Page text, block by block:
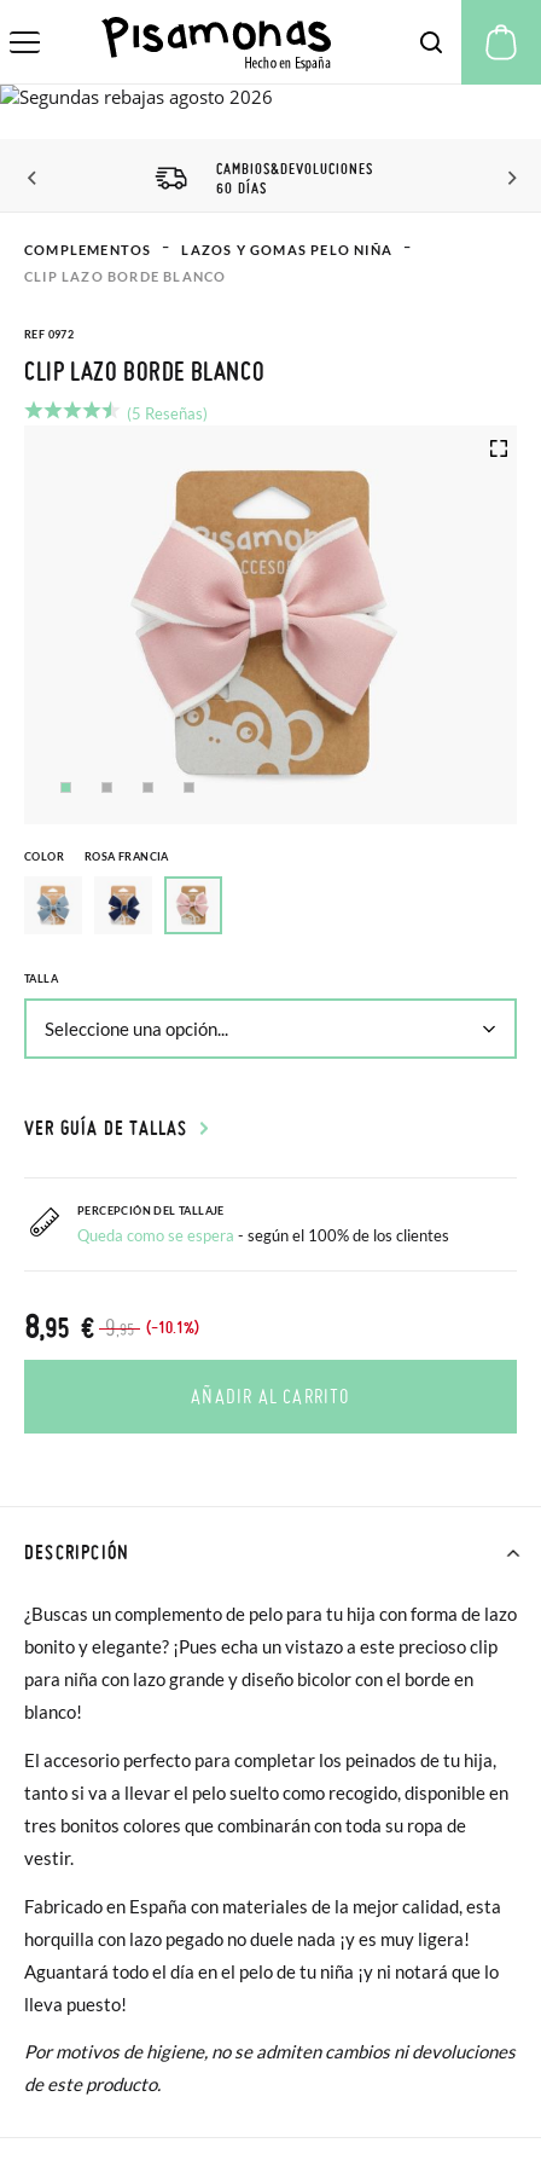
CAMBIOS&DEVOLUCIONES
60 DÍAS
COMPLEMENTOS
LAZOS Y GOMAS PELO NIÑA
CLIP LAZO BORDE BLANCO
REF 0972
CLIP LAZO BORDE BLANCO
(5 Reseñas)
COLOR ROSA FRANCIA
TALLA
VER GUÍA DE TALLAS
PERCEPCIÓN DEL TALLAJE
Queda como se espera - según el 100% de los clientes
9,95 (-10.1%)
8,95 €
AÑADIR AL CARRITO
DESCRIPCIÓN
¿Buscas un complemento de pelo para tu hija con forma de lazo
bonito y elegante? ¡Pues echa un vistazo a este precioso clip
para niña con lazo grande y diseño bicolor con el borde en
blanco!
El accesorio perfecto para completar los peinados de tu hija,
tanto si va a llevar el pelo suelto como recogido, disponible en
tres bonitos colores que combinarán con toda su ropa de
vestir.
Fabricado en España con materiales de la mejor calidad, esta
horquilla con lazo pegado no duele nada ¡y es muy ligera!
Aguantará todo el día en el pelo de tu niña ¡y ni notará que lo
lleva puesto!
Por motivos de higiene, no se admiten cambios ni devoluciones
de este producto.